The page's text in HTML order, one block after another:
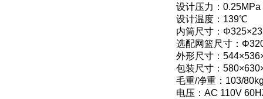
设计压力：0.25MPa
设计温度：139℃
内筒尺寸：
选配网篮尺寸：
外形尺寸：
包装尺寸：
毛重/净重：103/
电压：AC 110V